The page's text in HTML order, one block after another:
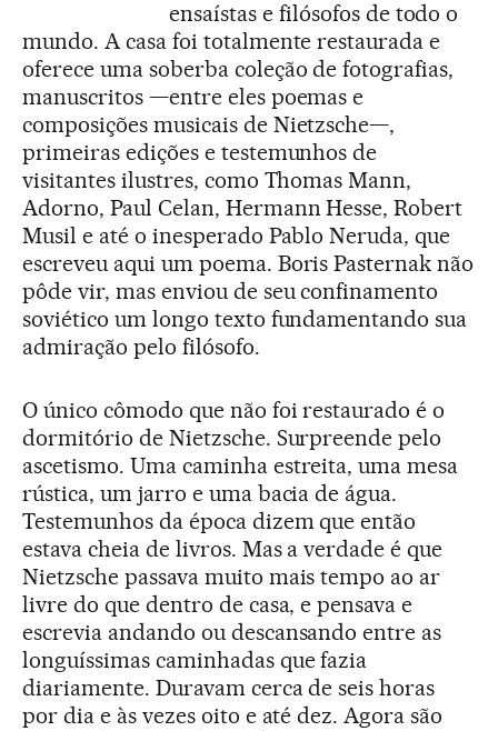
ensaístas e filósofos de todo o
mundo. A casa foi totalmente restaurada e
oferece uma soberba coleção de fotografias,
manuscritos —entre eles poemas e
composições musicais de Nietzsche—,
primeiras edições e testemunhos de
visitantes ilustres, como Thomas Mann,
Adorno, Paul Celan, Hermann Hesse, Robert
Musil e até o inesperado Pablo Neruda, que
escreveu aqui um poema. Boris Pasternak não
pôde vir, mas enviou de seu confinamento
soviético um longo texto fundamentando sua
admiração pelo filósofo.
O único cômodo que não foi restaurado é o
dormitório de Nietzsche. Surpreende pelo
ascetismo. Uma caminha estreita, uma mesa
rústica, um jarro e uma bacia de água.
Testemunhos da época dizem que então
estava cheia de livros. Mas a verdade é que
Nietzsche passava muito mais tempo ao ar
livre do que dentro de casa, e pensava e
escrevia andando ou descansando entre as
longuíssimas caminhadas que fazia
diariamente. Duravam cerca de seis horas
por dia e às vezes oito e até dez. Agora são